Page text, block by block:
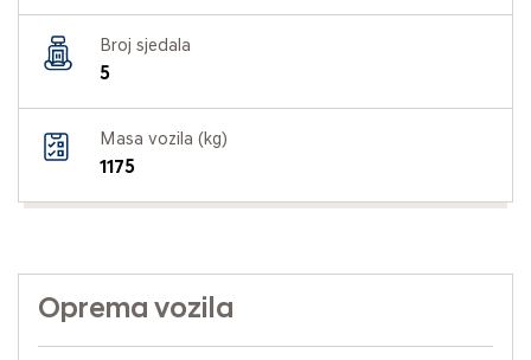
Broj sjedala
5
Masa vozila (kg)
1175
Oprema vozila